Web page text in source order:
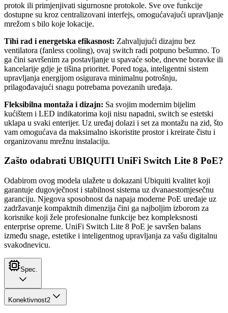
protok ili primjenjivati sigurnosne protokole. Sve ove funkcije
dostupne su kroz centralizovani interfejs, omogućavajući upravljanje
mrežom s bilo koje lokacije.
Tihi rad i energetska efikasnost: Zahvaljujući dizajnu bez
ventilatora (fanless cooling), ovaj switch radi potpuno bešumno. To
ga čini savršenim za postavljanje u spavaće sobe, dnevne boravke ili
kancelarije gdje je tišina prioritet. Pored toga, inteligentni sistem
upravljanja energijom osigurava minimalnu potrošnju,
prilagođavajući snagu potrebama povezanih uređaja.
Fleksibilna montaža i dizajn: Sa svojim modernim bijelim
kućištem i LED indikatorima koji nisu napadni, switch se estetski
uklapa u svaki enterijer. Uz uređaj dolazi i set za montažu na zid, što
vam omogućava da maksimalno iskoristite prostor i kreirate čistu i
organizovanu mrežnu instalaciju.
Zašto odabrati UBIQUITI UniFi Switch Lite 8 PoE?
Odabirom ovog modela ulažete u dokazani Ubiquiti kvalitet koji
garantuje dugovječnost i stabilnost sistema uz dvanaestomjesečnu
garanciju. Njegova sposobnost da napaja moderne PoE uređaje uz
zadržavanje kompaktnih dimenzija čini ga najboljim izborom za
korisnike koji žele profesionalne funkcije bez kompleksnosti
enterprise opreme. UniFi Switch Lite 8 PoE je savršen balans
između snage, estetike i inteligentnog upravljanja za vašu digitalnu
svakodnevicu.
Spec.
Konektivnost2